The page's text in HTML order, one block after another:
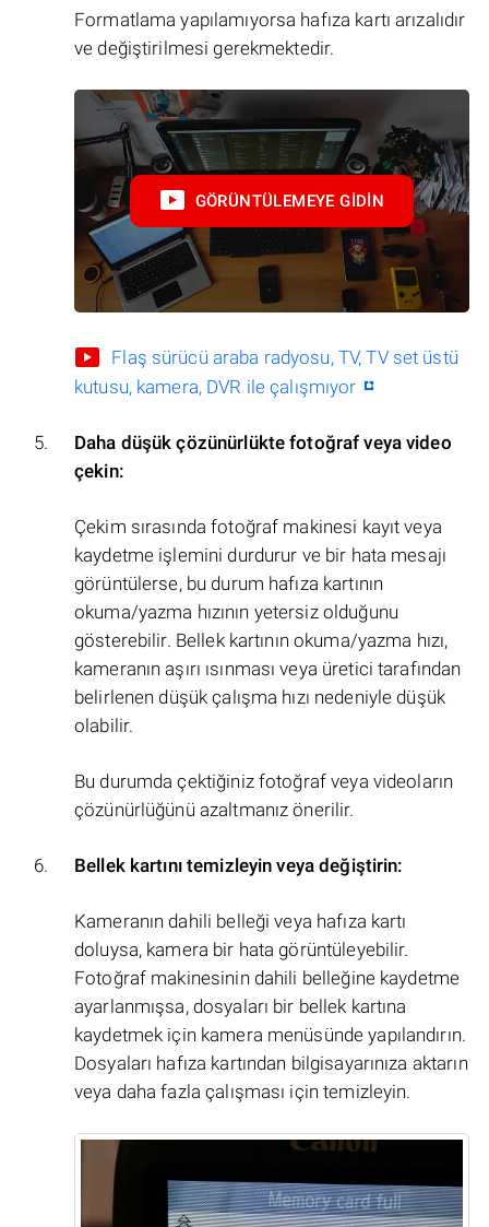
Formatlama yapılamıyorsa hafıza kartı arızalıdır
ve değiştirilmesi gerekmektedir.
GÖRÜNTÜLEMEYE GIDIN
Flaş sürücü araba radyosu, TV, TV set üstü
kutusu, kamera, DVR ile çalışmıyor
Daha düşük çözünürlükte fotoğraf veya video
çekin:
Çekim sırasında fotoğraf makinesi kayıt veya
kaydetme işlemini durdurur ve bir hata mesajı
görüntülerse, bu durum hafıza kartının
okuma/yazma hızının yetersiz olduğunu
gösterebilir. Bellek kartının okuma/yazma hızı,
kameranın aşırı ısınması veya üretici tarafından
belirlenen düşük çalışma hızı nedeniyle düşük
olabilir.
Bu durumda çektiğiniz fotoğraf veya videoların
çözünürlüğünü azaltmanız önerilir.
Bellek kartını temizleyin veya değiştirin:
Kameranın dahili belleği veya hafıza kartı
doluysa, kamera bir hata görüntüleyebilir.
Fotoğraf makinesinin dahili belleğine kaydetme
ayarlanmışsa, dosyaları bir bellek kartına
kaydetmek için kamera menüsünde yapılandırın.
Dosyaları hafıza kartından bilgisayarınıza aktarın
veya daha fazla çalışması için temizleyin.